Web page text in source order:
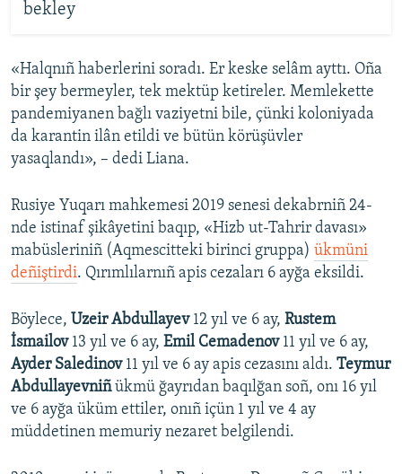
bekley
«Halqnıñ haberlerini soradı. Er keske selâm ayttı. Oña
bir şey bermeyler, tek mektüp ketireler. Memlekette
pandemiyanen bağlı vaziyetni bile, çünki koloniyada
da karantin ilân etildi ve bütün körüşüvler
yasaqlandı», – dedi Liana.
Rusiye Yuqarı mahkemesi 2019 senesi dekabrniñ 24-
nde istinaf şikâyetini baqıp, «Hizb ut-Tahrir davası»
mabüsleriniñ (Aqmescitteki birinci gruppa) ükmüni
deñiştirdi. Qırımlılarnıñ apis cezaları 6 ayğa eksildi.
Böylece, Uzeir Abdullayev12 yıl ve 6 ay, Rustem
İsmailov13 yıl ve 6 ay, Emil Cemadenov11 yıl ve 6 ay,
Ayder Saledinov11 yıl ve 6 ay apis cezasını aldı. Teymur
Abdullayevniñükmü ğayrıdan baqılğan soñ, onı 16 yıl
ve 6 ayğa üküm ettiler, onıñ içün 1 yıl ve 4 ay
müddetinen memuriy nezaret belgilendi.